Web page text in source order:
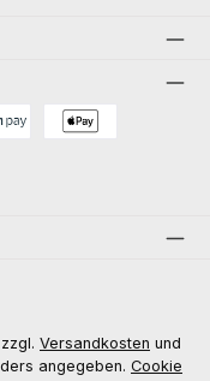
Versandkosten und
angegeben. Cookie